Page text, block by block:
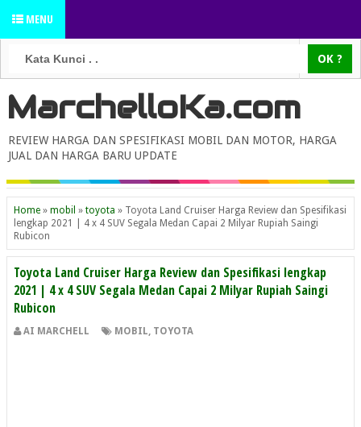
MENU
MarchelloKa.com
REVIEW HARGA DAN SPESIFIKASI MOBIL DAN MOTOR, HARGA
JUAL DAN HARGA BARU UPDATE
Home » mobil » toyota » Toyota Land Cruiser Harga Review dan Spesifikasi
lengkap 2021 | 4 x 4 SUV Segala Medan Capai 2 Milyar Rupiah Saingi
Rubicon
Toyota Land Cruiser Harga Review dan Spesifikasi lengkap
2021 | 4 x 4 SUV Segala Medan Capai 2 Milyar Rupiah Saingi
Rubicon
AI MARCHELL MOBIL TOYOTA